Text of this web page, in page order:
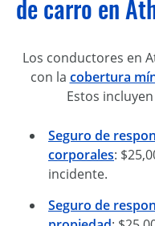
de carro en
Los conductores en
con la cobertura
Estos
Seguro de
corporales:
incidente.
Seguro de